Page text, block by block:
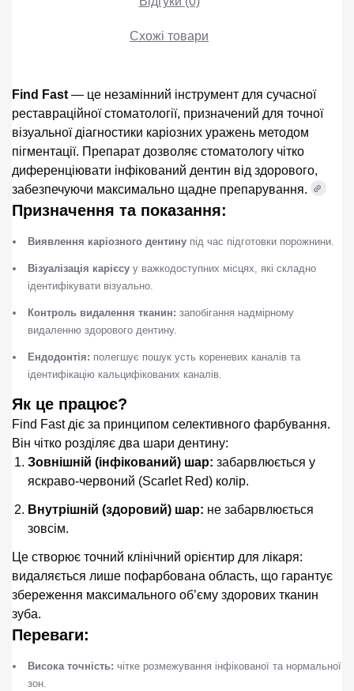
Схожі товари
Find Fast — це незамінний інструмент для сучасної
реставраційної стоматології, призначений для точної
візуальної діагностики каріозних уражень методом
пігментації. Препарат дозволяє стоматологу чітко
диференціювати інфікований дентин від здорового,
забезпечуючи максимально щадне препарування.
Призначення та показання:
Виявлення каріозного дентину під час підготовки порожнини.
Візуалізація карієсу у важкодоступних місцях, які складно
ідентифікувати візуально.
Контроль видалення тканин: запобігання надмірному
видаленню здорового дентину.
Ендодонтія: полегшує пошук усть кореневих каналів та
ідентифікацію кальцифікованих каналів.
Як це працює?
Find Fast діє за принципом селективного фарбування.
Він чітко розділяє два шари дентину:
Зовнішній (інфікований) шар: забарвлюється у
яскраво-червоний (Scarlet Red) колір.
Внутрішній (здоровий) шар: не забарвлюється
зовсім.
Це створює точний клінічний орієнтир для лікаря:
видаляється лише пофарбована область, що гарантує
збереження максимального об’єму здорових тканин
зуба.
Переваги:
Висока точність: чітке розмежування інфікованої та нормальної
зон.